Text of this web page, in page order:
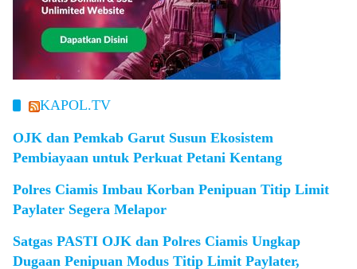
KAPOL.TV
OJK dan Pemkab Garut Susun Ekosistem
Pembiayaan untuk Perkuat Petani Kentang
Polres Ciamis Imbau Korban Penipuan Titip Limit
Paylater Segera Melapor
Satgas PASTI OJK dan Polres Ciamis Ungkap
Dugaan Penipuan Modus Titip Limit Paylater,